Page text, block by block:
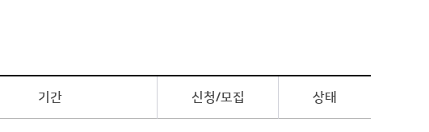
기간 신청/모집 상태